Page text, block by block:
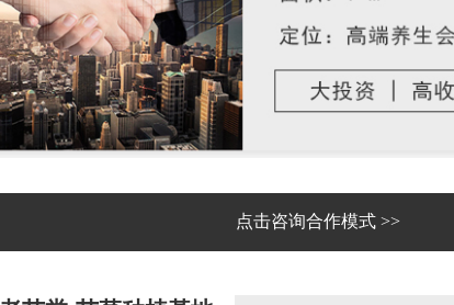
点击咨询合作模式 >>